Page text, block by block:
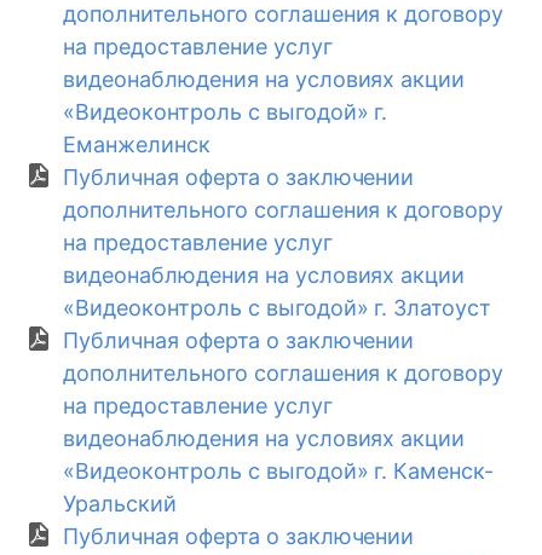
дополнительного соглашения к договору
на предоставление услуг
видеонаблюдения на условиях акции
«Видеоконтроль с выгодой» г.
Еманжелинск
Публичная оферта о заключении
дополнительного соглашения к договору
на предоставление услуг
видеонаблюдения на условиях акции
«Видеоконтроль с выгодой» г. Златоуст
Публичная оферта о заключении
дополнительного соглашения к договору
на предоставление услуг
видеонаблюдения на условиях акции
«Видеоконтроль с выгодой» г. Каменск-
Уральский
Публичная оферта о заключении